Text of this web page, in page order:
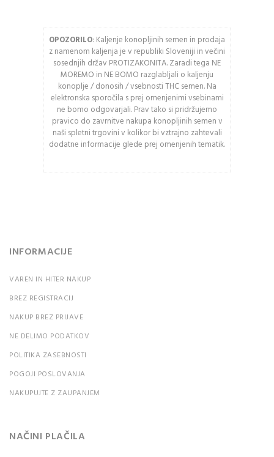
OPOZORILO: Kaljenje konopljinih semen in prodaja
z namenom kaljenja je v republiki Sloveniji in večini
sosednjih držav PROTIZAKONITA. Zaradi tega NE
MOREMO in NE BOMO razglabljali o kaljenju
konoplje / donosih / vsebnosti THC semen. Na
elektronska sporočila s prej omenjenimi vsebinami
ne bomo odgovarjali. Prav tako si pridržujemo
pravico do zavrnitve nakupa konopljinih semen v
naši spletni trgovini v kolikor bi vztrajno zahtevali
dodatne informacije glede prej omenjenih tematik.
INFORMACIJE
VAREN IN HITER NAKUP
BREZ REGISTRACIJ
NAKUP BREZ PRIJAVE
NE DELIMO PODATKOV
POLITIKA ZASEBNOSTI
POGOJI POSLOVANJA
NAKUPUJTE Z ZAUPANJEM
NAČINI PLAČILA
Osveži varnostno
kodo
Pozor: Captcha razlikuje
med velikimi in malimi
črkami.
PRIJAVA